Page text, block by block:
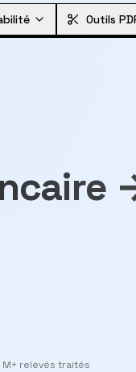
Outils
M+ relevés traités